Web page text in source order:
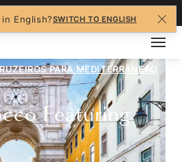
English?SWITCH TO ENGLISH
PARA MEDITERRÂNEAO
Featuring